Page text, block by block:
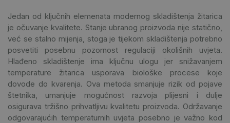
Jedan od ključnih elemenata modernog skladištenja žitarica
je očuvanje kvalitete. Stanje ubranog proizvoda nije statično,
već se stalno mijenja, stoga je tijekom skladištenja potrebno
posvetiti posebnu pozornost regulaciji okolišnih uvjeta.
Hlađeno skladištenje ima ključnu ulogu jer snižavanjem
temperature žitarica usporava biološke procese koje
dovode do kvarenja. Ova metoda smanjuje rizik od pojave
štetnika, umanjuje mogućnost razvoja plijesni i dulje
osigurava tržišno prihvatljivu kvalitetu proizvoda. Održavanje
odgovarajućih temperaturnih uvjeta posebno je važno kod